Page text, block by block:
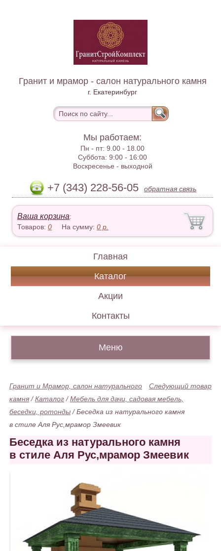
Гранит и мрамор - салон натурального камня
г. Екатеринбург
Мы работаем:
Пн - пт:9.00 - 18.00
Суббота:9:00 - 16:00
Воскресенье - выходной
+7 (343) 228-56-05 обратная связь
Ваша корзина:
Товаров:0 На сумму:0 р.
Главная
Каталог
Акции
Контакты
Меню
Следующий товар
Гранит и Мрамор, салон натурального
камня /Каталог /Мебель для дачи, садовая мебель,
беседки, ротонды /Беседка из натурального камня
в стиле Аля Рус,мрамор Змеевик
Беседка из натурального камня
в стиле Аля Рус,мрамор Змеевик